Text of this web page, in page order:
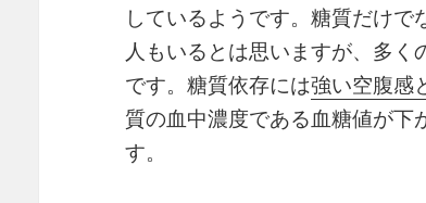
しているようです。糖質だけ
人もいるとは思いますが、多
です。糖質依存には強い空腹感
質の血中濃度である血糖値が
す。